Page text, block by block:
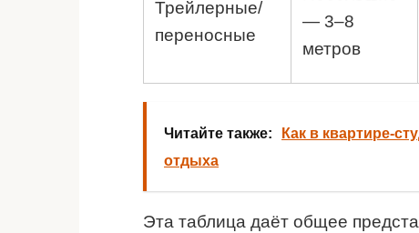
Трейлерные/
переносные
— 3–8
метров
Читайте также:
Как в квартире-
отдыха
Эта таблица даёт общее